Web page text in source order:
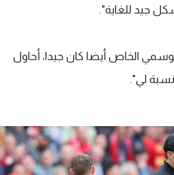
جيد للغاية".
الخاص أيضا كان جيدا، أحاول
لي".